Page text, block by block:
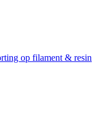
op filament & resin